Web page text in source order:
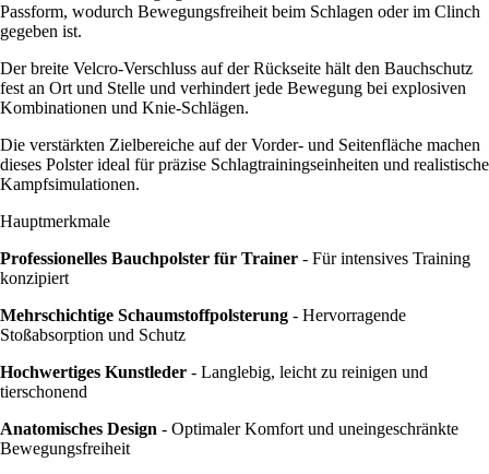
Passform, wodurch Bewegungsfreiheit beim Schlagen oder im Clinch
gegeben ist.
Der breite Velcro-Verschluss auf der Rückseite hält den Bauchschutz
fest an Ort und Stelle und verhindert jede Bewegung bei explosiven
Kombinationen und Knie-Schlägen.
Die verstärkten Zielbereiche auf der Vorder- und Seitenfläche machen
dieses Polster ideal für präzise Schlagtrainingseinheiten und realistische
Kampfsimulationen.
Hauptmerkmale
Professionelles Bauchpolster für Trainer - Für intensives Training
konzipiert
Mehrschichtige Schaumstoffpolsterung - Hervorragende
Stoßabsorption und Schutz
Hochwertiges Kunstleder - Langlebig, leicht zu reinigen und
tierschonend
Anatomisches Design - Optimaler Komfort und uneingeschränkte
Bewegungsfreiheit